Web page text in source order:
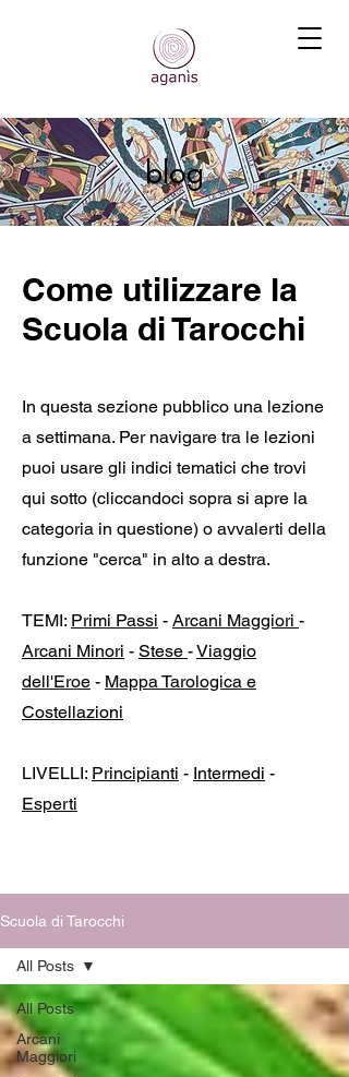
blog
Come utilizzare la
Scuola di Tarocchi
In questa sezione pubblico una lezione
a settimana. Per navigare tra le lezioni
puoi usare gli indici tematici che trovi
qui sotto (cliccandoci sopra si apre la
categoria in questione) o avvalerti della
funzione "cerca" in alto a destra.
TEMI: Primi Passi - Arcani Maggiori -
Arcani Minori - Stese -Viaggio
dell'Eroe - Mappa Tarologica e
Costellazioni
LIVELLI: Principianti - Intermedi -
Esperti
Scuola di Tarocchi
All Posts
Arcani
Maggiori
All Posts